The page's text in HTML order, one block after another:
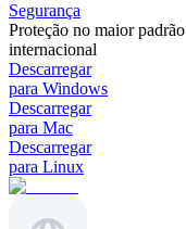
Segurança
Proteção no maior padrão
internacional
Descarregar
para Windows
Descarregar
para Mac
Descarregar
para Linux